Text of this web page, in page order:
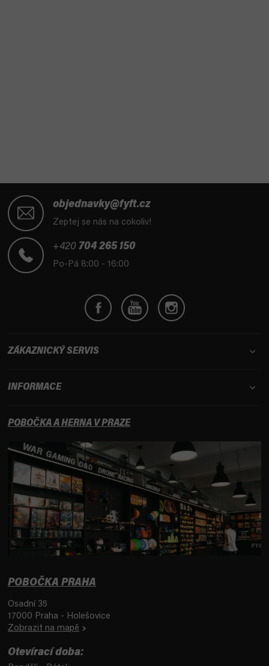
objednavky@fyft.cz
Zeptej se nás na cokoliv!
+420 704 265 150
Po-Pá 8:00 - 16:00
ZÁKAZNICKÝ SERVIS
INFORMACE
POBOČKA A HERNA V PRAZE
POBOČKA PRAHA
Osadní 35
17000 Praha - Holešovice
Zobrazit na mapě
Otevírací doba: